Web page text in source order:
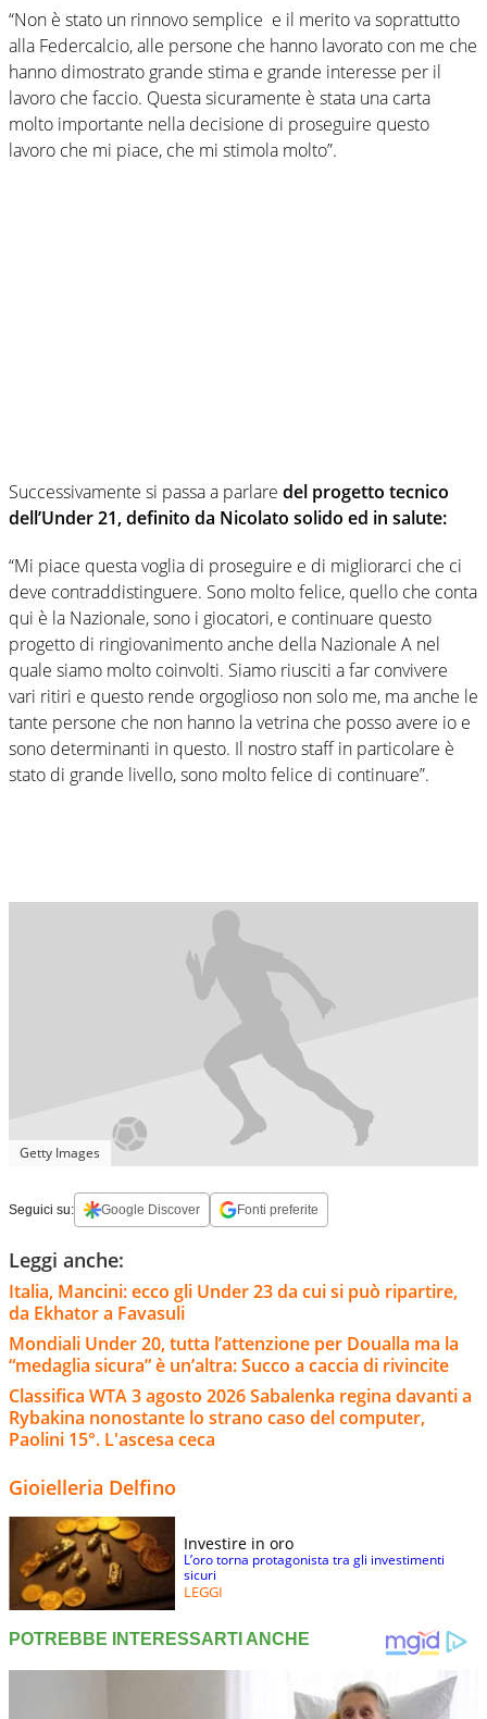
“Non è stato un rinnovo semplice e il merito va soprattutto
alla Federcalcio, alle persone che hanno lavorato con me che
hanno dimostrato grande stima e grande interesse per il
lavoro che faccio. Questa sicuramente è stata una carta
molto importante nella decisione di proseguire questo
lavoro che mi piace, che mi stimola molto”.
Successivamente si passa a parlare del progetto tecnico
dell’Under 21, definito da Nicolato solido ed in salute:
“Mi piace questa voglia di proseguire e di migliorarci che ci
deve contraddistinguere. Sono molto felice, quello che conta
qui è la Nazionale, sono i giocatori, e continuare questo
progetto di ringiovanimento anche della Nazionale A nel
quale siamo molto coinvolti. Siamo riusciti a far convivere
vari ritiri e questo rende orgoglioso non solo me, ma anche le
tante persone che non hanno la vetrina che posso avere io e
sono determinanti in questo. Il nostro staff in particolare è
stato di grande livello, sono molto felice di continuare”.
Getty Images
Seguici su: Google Discover Fonti preferite
Leggi anche:
Italia, Mancini: ecco gli Under 23 da cui si può ripartire,
da Ekhator a Favasuli
Mondiali Under 20, tutta l’attenzione per Doualla ma la
“medaglia sicura” è un’altra: Succo a caccia di rivincite
Classifica WTA 3 agosto 2026 Sabalenka regina davanti a
Rybakina nonostante lo strano caso del computer,
Paolini 15°. L'ascesa ceca
Gioielleria Delfino
Investire in oro
L’oro torna protagonista tra gli investimenti
sicuri
LEGGI